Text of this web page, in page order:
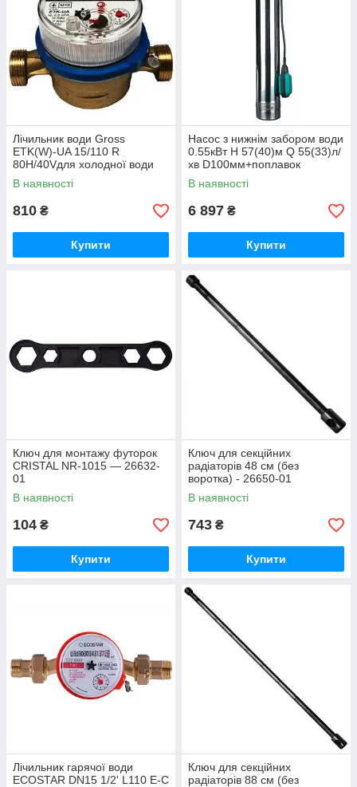
Лічильник води Gross
ETK(W)-UA 15/110 R
80H/40Vдля холодної води
(без згонів) - 22983
В наявності
810 ₴
Купити
Насос з нижнім забором води
0.55кВт H 57(40)м Q 55(33)л/
хв D100мм+поплавок
DONGYIN 4SNM2/8 (777353)
- 23167 770, 750
В наявності
6 897 ₴
Купити
Ключ для монтажу футорок
CRISTAL NR-1015 — 26632-
01
В наявності
104 ₴
Купити
Ключ для секційних
радіаторів 48 см (без
воротка) - 26650-01
В наявності
743 ₴
Купити
Лічильник гарячої води
ECOSTAR DN15 1/2' L110 E-C
Ключ для секційних
радіаторів 88 см (без